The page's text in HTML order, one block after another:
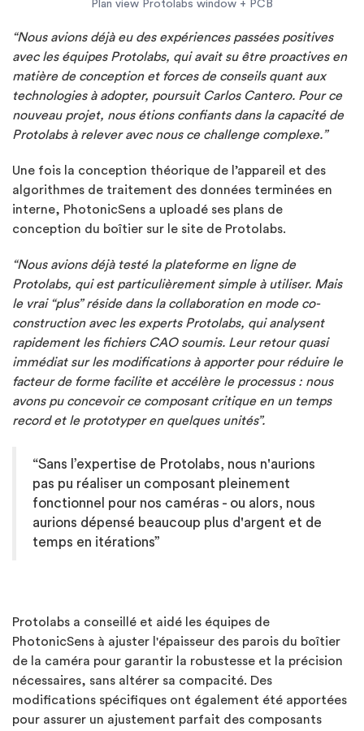
Plan view Protolabs window + PCB
“Nous avions déjà eu des expériences passées positives
avec les équipes Protolabs, qui avait su être proactives en
matière de conception et forces de conseils quant aux
technologies à adopter, poursuit Carlos Cantero. Pour ce
nouveau projet, nous étions confiants dans la capacité de
Protolabs à relever avec nous ce challenge complexe.”
Une fois la conception théorique de l’appareil et des
algorithmes de traitement des données terminées en
interne, PhotonicSens a uploadé ses plans de
conception du boîtier sur le site de Protolabs.
“Nous avions déjà testé la plateforme en ligne de
Protolabs, qui est particulièrement simple à utiliser. Mais
le vrai “plus” réside dans la collaboration en mode co-
construction avec les experts Protolabs, qui analysent
rapidement les fichiers CAO soumis. Leur retour quasi
immédiat sur les modifications à apporter pour réduire le
facteur de forme facilite et accélère le processus : nous
avons pu concevoir ce composant critique en un temps
record et le prototyper en quelques unités”.
“Sans l’expertise de Protolabs, nous n'aurions
pas pu réaliser un composant pleinement
fonctionnel pour nos caméras - ou alors, nous
aurions dépensé beaucoup plus d'argent et de
temps en itérations”
Protolabs a conseillé et aidé les équipes de
PhotonicSens à ajuster l'épaisseur des parois du boîtier
de la caméra pour garantir la robustesse et la précision
nécessaires, sans altérer sa compacité. Des
modifications spécifiques ont également été apportées
pour assurer un ajustement parfait des composants